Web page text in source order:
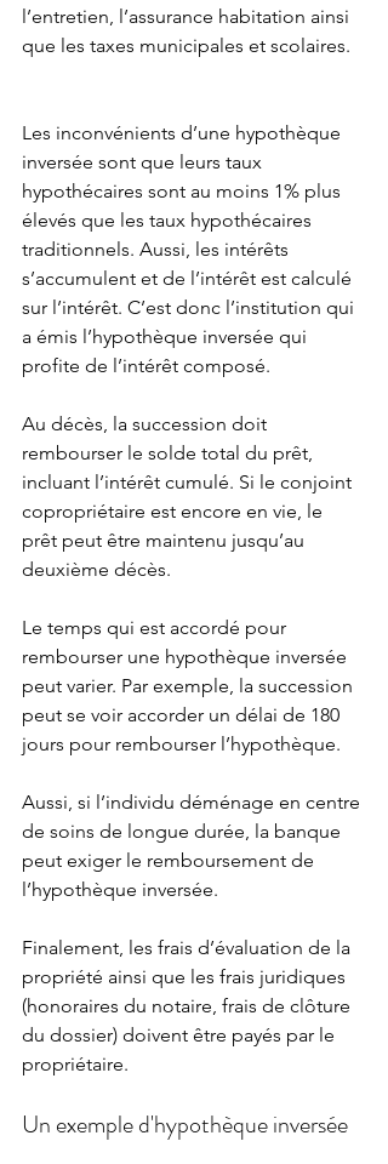
l’entretien, l’assurance habitation ainsi
que les taxes municipales et scolaires.
Les inconvénients d’une hypothèque
inversée sont que leurs taux
hypothécaires sont au moins 1% plus
élevés que les taux hypothécaires
traditionnels. Aussi, les intérêts
s’accumulent et de l’intérêt est calculé
sur l’intérêt. C’est donc l’institution qui
a émis l’hypothèque inversée qui
profite de l’intérêt composé.
Au décès, la succession doit
rembourser le solde total du prêt,
incluant l’intérêt cumulé. Si le conjoint
copropriétaire est encore en vie, le
prêt peut être maintenu jusqu’au
deuxième décès.
Le temps qui est accordé pour
rembourser une hypothèque inversée
peut varier. Par exemple, la succession
peut se voir accorder un délai de 180
jours pour rembourser l’hypothèque.
Aussi, si l’individu déménage en centre
de soins de longue durée, la banque
peut exiger le remboursement de
l’hypothèque inversée.
Finalement, les frais d’évaluation de la
propriété ainsi que les frais juridiques
(honoraires du notaire, frais de clôture
du dossier) doivent être payés par le
propriétaire.
Un exemple d'hypothèque inversée